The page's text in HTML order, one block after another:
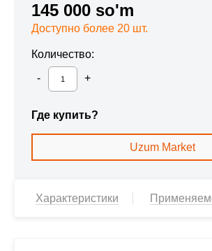
145 000 so'm
Доступно более 20 шт.
Количество:
Где купить?
Uzum Market
Характеристики